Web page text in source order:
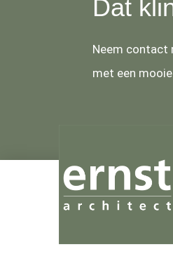
Dat
Neem contact
met een